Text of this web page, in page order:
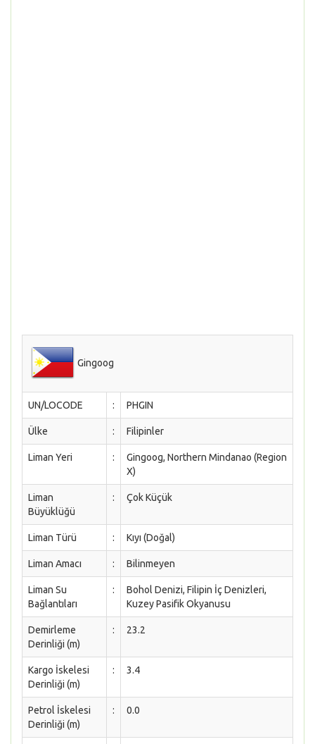
Gingoog
UN/LOCODE : PHGIN
Ülke : Filipinler
Liman Yeri :
Gingoog, Northern Mindanao (Region
X)
Liman
Büyüklüğü
: Çok Küçük
Liman Türü : Kıyı (Doğal)
Liman Amacı : Bilinmeyen
Liman Su
Bağlantıları
:
Bohol Denizi, Filipin İç Denizleri,
Kuzey Pasifik Okyanusu
Demirleme
Derinliği (m)
: 23.2
Kargo İskelesi
Derinliği (m)
: 3.4
Petrol İskelesi
Derinliği (m)
: 0.0